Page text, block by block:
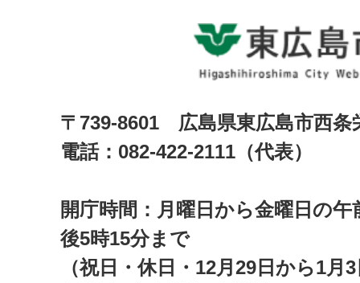
〒739-8601 広島県東広島市西
電話：082-422-2111（代表）
開庁時間：月曜日から金曜日の午
後5時15分まで
（祝日・休日・12月29日から1月